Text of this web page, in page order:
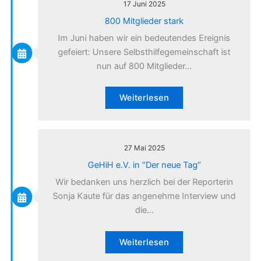
17 Juni 2025
800 Mitglieder stark
Im Juni haben wir ein bedeutendes Ereignis
gefeiert: Unsere Selbsthilfegemeinschaft ist
nun auf 800 Mitglieder…
Weiterlesen
27 Mai 2025
GeHiH e.V. in “Der neue Tag”
Wir bedanken uns herzlich bei der Reporterin
Sonja Kaute für das angenehme Interview und
die…
Weiterlesen